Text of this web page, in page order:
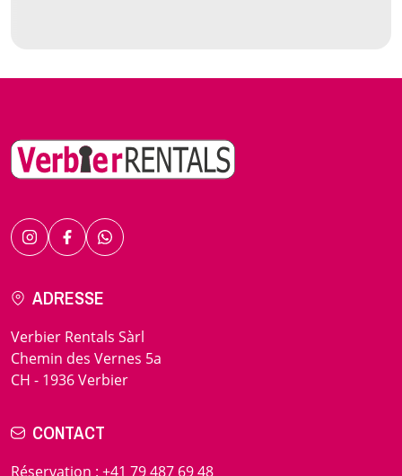
ADRESSE
Verbier Rentals Sàrl
Chemin des Vernes 5a
CH - 1936 Verbier
CONTACT
Réservation : +41 79 487 69 48